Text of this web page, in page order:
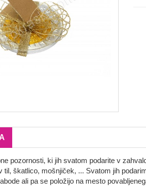
pozornosti, ki jih svatom podarite v
til, škatlico, mošnjiček, ... Svatom jih
ali pa se položijo na mesto